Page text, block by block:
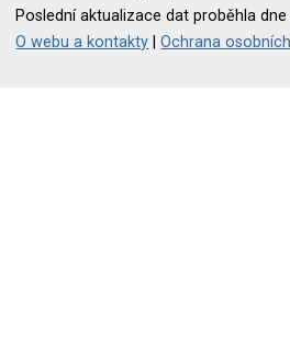
Poslední aktualizace dat proběhla dne
O webu a kontakty |Ochrana